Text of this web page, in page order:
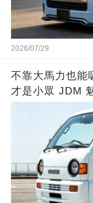
2026/07/29
不靠大馬力也能
才是小眾 JDM